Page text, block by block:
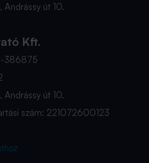
Andrássy út 10.
Kft.
386875
Andrássy út 10.
szám: 221072600123